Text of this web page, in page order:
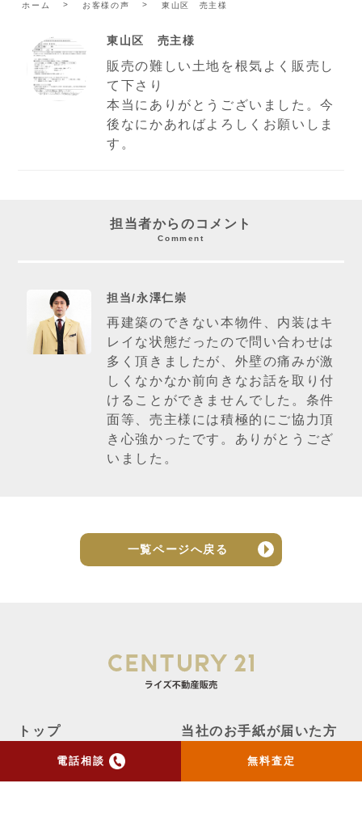
電話相談 無料査定
ホーム お客様の声 東山区 売主様
東山区 売主様
販売の難しい土地を根気よく販売し
て下さり
本当にありがとうございました。今
後なにかあればよろしくお願いしま
す。
担当者からのコメント
Comment
担当/永澤仁崇
再建築のできない本物件、内装はキ
レイな状態だったので問い合わせは
多く頂きましたが、外壁の痛みが激
しくなかなか前向きなお話を取り付
けることができませんでした。条件
面等、売主様には積極的にご協力頂
き心強かったです。ありがとうござ
いました。
一覧ページへ戻る
トップ
当社のお手紙が届いた方
売却実績 売却の流れ